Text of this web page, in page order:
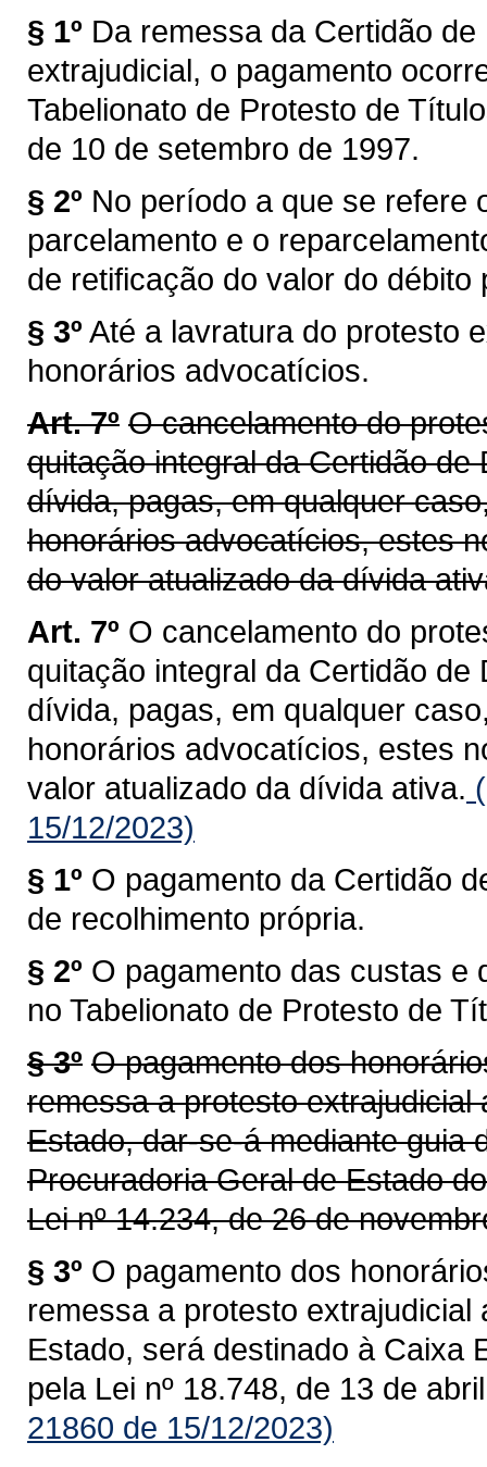
§ 1º Da remessa da Certidão
extrajudicial, o pagamento
Tabelionato de Protesto de
de 10 de setembro de 1997.
§ 2º No período a que se refere
parcelamento e o
de retificação do valor do débito
§ 3º Até a lavratura do protesto
honorários advocatícios.
Art. 7º O cancelamento do
quitação integral da Certidão
dívida, pagas, em qualquer
honorários advocatícios, estes
do valor atualizado da dívida
Art. 7º O cancelamento do
quitação integral da Certidão
dívida, pagas, em qualquer
honorários advocatícios, estes
valor atualizado da dívida ativa.
15/12/2023)
§ 1º O pagamento da Certidão
de recolhimento própria.
§ 2º O pagamento das custas e
no Tabelionato de Protesto de
§ 3º O pagamento dos
remessa a protesto
Estado, dar-se-á mediante guia
Procuradoria Geral de Estado
Lei nº 14.234, de 26 de
§ 3º O pagamento dos
remessa a protesto
Estado, será destinado à Caixa
pela Lei nº 18.748, de 13 de
21860 de 15/12/2023)